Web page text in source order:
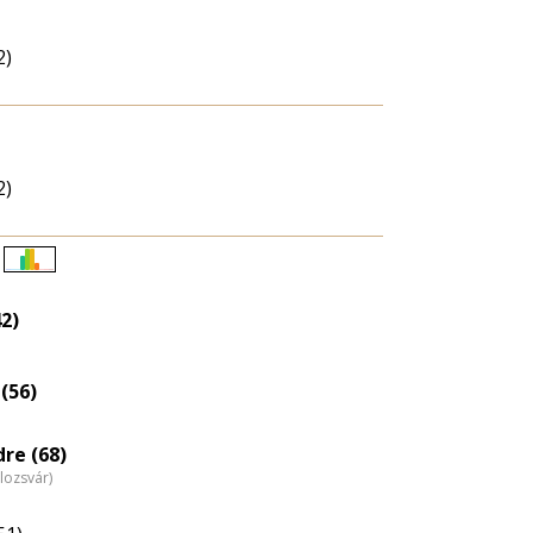
(68)